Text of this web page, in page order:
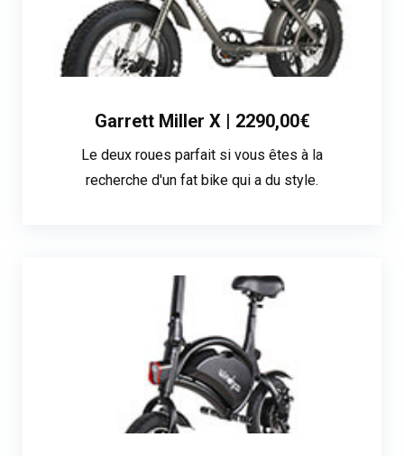
Garrett Miller X | 2290,00€
Le deux roues parfait si vous êtes à la
recherche d'un fat bike qui a du style.